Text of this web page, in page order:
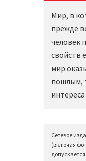
Мир, в
прежде
человек
свойств
мир
пошлым,
Сетевое
(включая